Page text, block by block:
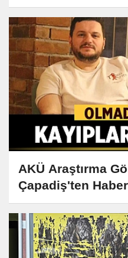
AKÜ Araştırma
Çapadiş'ten